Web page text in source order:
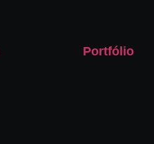
Portfólio